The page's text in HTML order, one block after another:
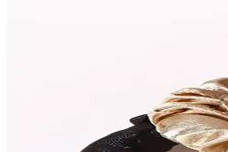
Lafaba Kadın Abiye Elbiseleri
Lafaba markasının iki şık kadın abiye
Lafaba Kadın Abiye Elbiseleri
Lafaba markasının lacivert ve mürdüm
Saten Elbise Kombinlerinde